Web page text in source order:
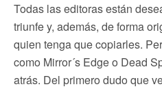
Todas las editoras están
triunfe y, además, de forma
quien tenga que copiarles.
como Mirror´s Edge o Dead
atrás. Del primero dudo que